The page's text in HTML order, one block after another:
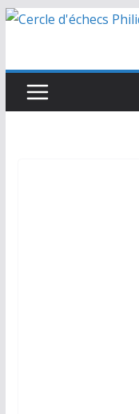
Passer